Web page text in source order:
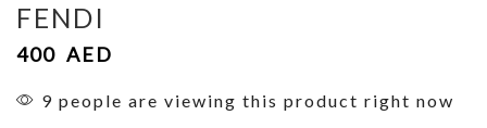
FENDI
400 AED
9 people are viewing this product right now